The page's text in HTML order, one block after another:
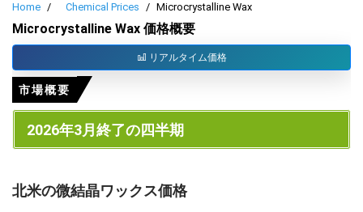
Home Chemical Prices Microcrystalline Wax
Microcrystalline Wax 価格概要
リアルタイム価格
市場概要
2026年3月終了の四半期
北米の微結晶ワックス価格